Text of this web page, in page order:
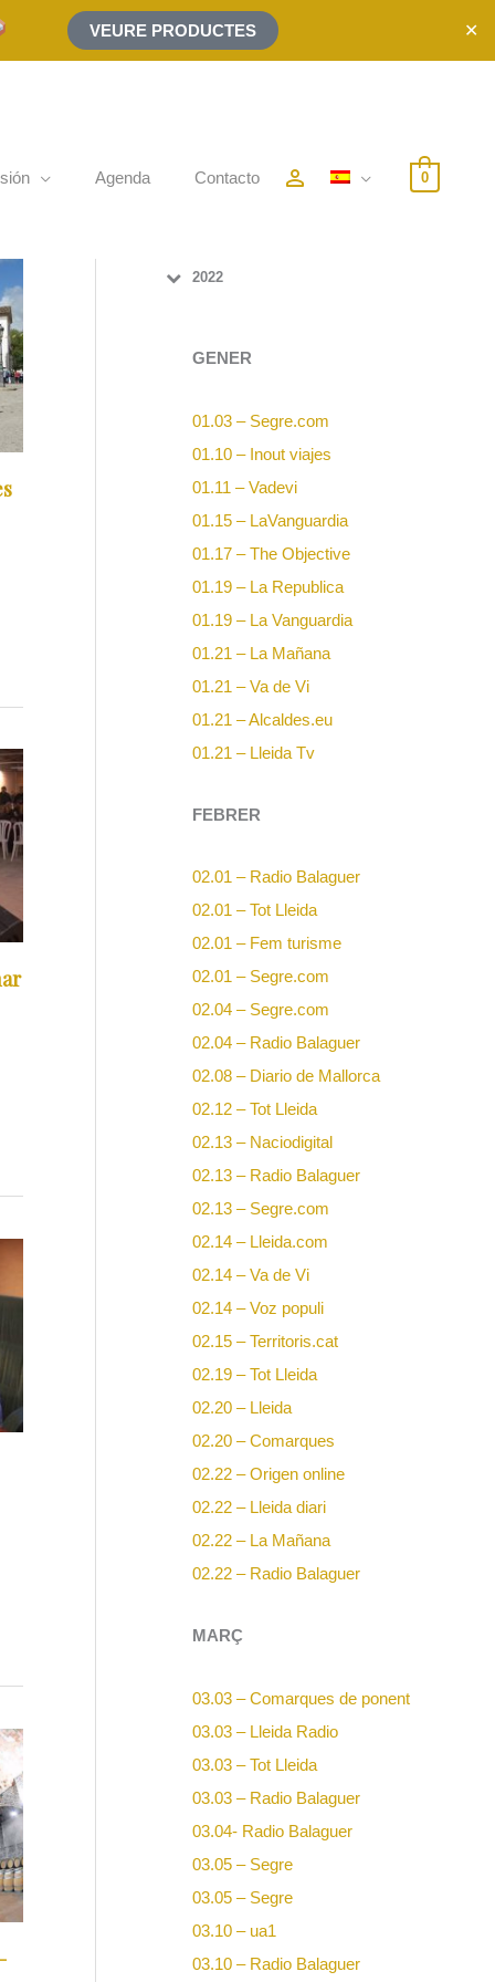
VEURE PRODUCTES ✕
Agenda Contacto person_outline 0
2022
GENER
01.03 – Segre.com
01.10 – Inout viajes
01.11 – Vadevi
01.15 – LaVanguardia
01.17 – The Objective
01.19 – La Republica
01.19 – La Vanguardia
01.21 – La Mañana
01.21 – Va de Vi
01.21 – Alcaldes.eu
01.21 – Lleida Tv
FEBRER
02.01 – Radio Balaguer
02.01 – Tot Lleida
02.01 – Fem turisme
02.01 – Segre.com
02.04 – Segre.com
02.04 – Radio Balaguer
02.08 – Diario de Mallorca
02.12 – Tot Lleida
02.13 – Naciodigital
02.13 – Radio Balaguer
02.13 – Segre.com
02.14 – Lleida.com
02.14 – Va de Vi
02.14 – Voz populi
02.15 – Territoris.cat
02.19 – Tot Lleida
02.20 – Lleida
02.20 – Comarques
02.22 – Origen online
02.22 – Lleida diari
02.22 – La Mañana
02.22 – Radio Balaguer
MARÇ
03.03 – Comarques de ponent
03.03 – Lleida Radio
03.03 – Tot Lleida
03.03 – Radio Balaguer
03.04- Radio Balaguer
03.05 – Segre
03.05 – Segre
03.10 – ua1
03.10 – Radio Balaguer